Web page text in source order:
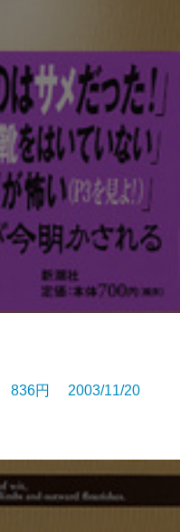
836円 2003/11/20